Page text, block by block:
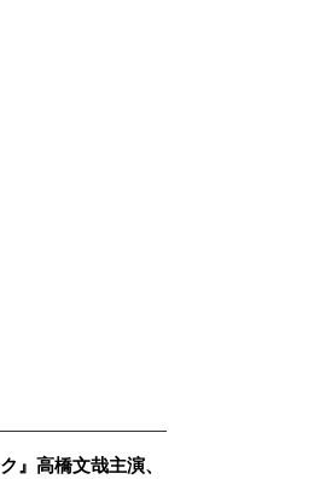
』高橋文哉主演、